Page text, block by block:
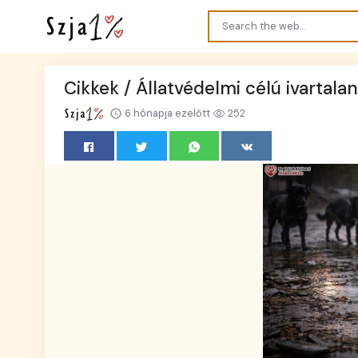
Cikkek / Állatvédelmi célú
6 hónapja ezelőtt 252